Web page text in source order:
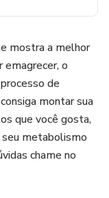
mostra a melhor
emagrecer, o
de
montar sua
que você gosta,
metabolismo
chame no